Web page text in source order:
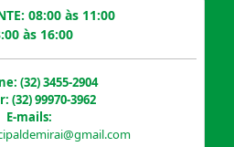
08:00 às 11:00
às 16:00
(32) 3455-2904
(32) 99970-3962
E-mails: